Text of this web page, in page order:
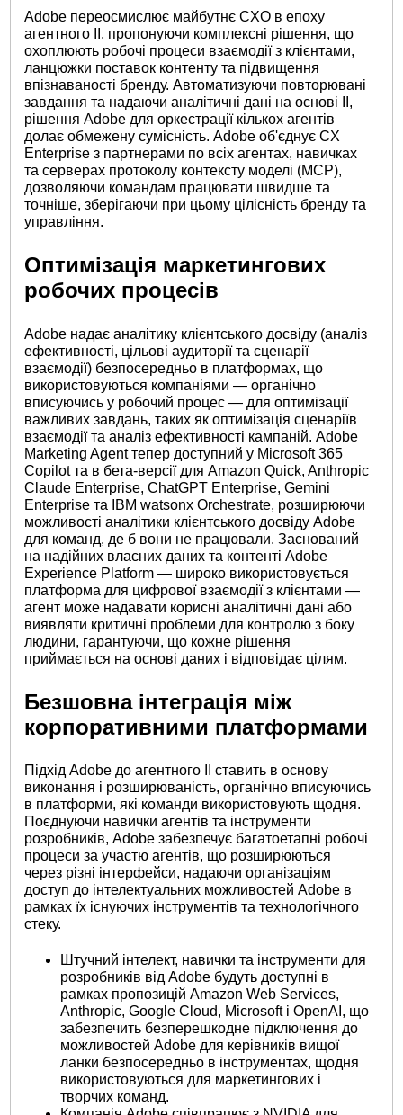
Adobe переосмислює майбутнє CXO в епоху
агентного ІІ, пропонуючи комплексні рішення, що
охоплюють робочі процеси взаємодії з клієнтами,
ланцюжки поставок контенту та підвищення
впізнаваності бренду. Автоматизуючи повторювані
завдання та надаючи аналітичні дані на основі ІІ,
рішення Adobe для оркестрації кількох агентів
долає обмежену сумісність. Adobe об'єднує CX
Enterprise з партнерами по всіх агентах, навичках
та серверах протоколу контексту моделі (MCP),
дозволяючи командам працювати швидше та
точніше, зберігаючи при цьому цілісність бренду та
управління.
Оптимізація маркетингових
робочих процесів
Adobe надає аналітику клієнтського досвіду (аналіз
ефективності, цільові аудиторії та сценарії
взаємодії) безпосередньо в платформах, що
використовуються компаніями — органічно
вписуючись у робочий процес — для оптимізації
важливих завдань, таких як оптимізація сценаріїв
взаємодії та аналіз ефективності кампаній. Adobe
Marketing Agent тепер доступнийу Microsoft 365
Copilot та в бета-версії для Amazon Quick, Anthropic
Claude Enterprise, ChatGPT Enterprise, Gemini
Enterprise та IBM watsonx Orchestrate, розширюючи
можливості аналітики клієнтського досвіду Adobe
для команд, де б вони не працювали. Заснований
на надійних власних даних та контенті Adobe
Experience Platform — широко використовується
платформа для цифрової взаємодії з клієнтами —
агент може надавати корисні аналітичні дані або
виявляти критичні проблеми для контролю з боку
людини, гарантуючи, що кожне рішення
приймається на основі даних і відповідає цілям.
Безшовна інтеграція між
корпоративними платформами
Підхід Adobe до агентного ІІ ставить в основу
виконання і розширюваність, органічно вписуючись
в платформи, які команди використовують щодня.
Поєднуючи навички агентів та інструменти
розробників, Adobe забезпечує багатоетапні робочі
процеси за участю агентів, що розширюються
через різні інтерфейси, надаючи організаціям
доступ до інтелектуальних можливостей Adobe в
рамках їх існуючих інструментів та технологічного
стеку.
Штучний інтелект, навички та інструменти для
розробників від Adobe будуть доступні в
рамках пропозицій Amazon Web Services,
Anthropic, Google Cloud, Microsoft і OpenAI, що
забезпечить безперешкодне підключення до
можливостей Adobe для керівників вищої
ланки безпосередньо в інструментах, щодня
використовуються для маркетингових і
творчих команд.